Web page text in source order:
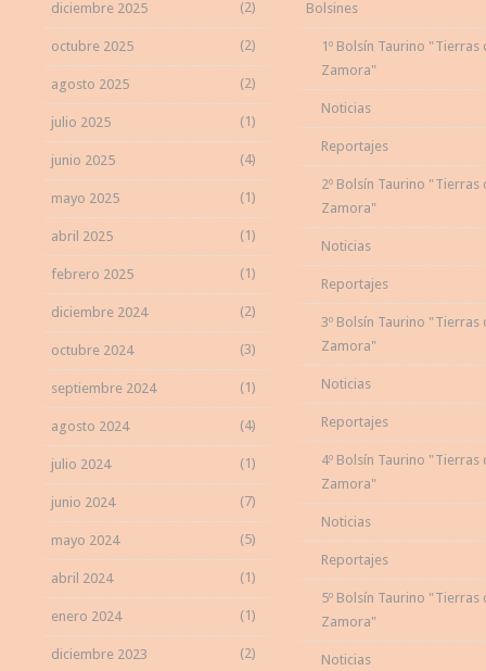
diciembre 2025 (2)
octubre 2025 (2)
agosto 2025 (2)
julio 2025 (1)
junio 2025 (4)
mayo 2025 (1)
abril 2025 (1)
febrero 2025 (1)
diciembre 2024 (2)
octubre 2024 (3)
septiembre 2024 (1)
agosto 2024 (4)
julio 2024 (1)
junio 2024 (7)
mayo 2024 (5)
abril 2024 (1)
enero 2024 (1)
diciembre 2023 (2)
Bolsines
1º Bolsín Taurino "Tierras
Zamora"
Noticias
Reportajes
2º Bolsín Taurino "Tierras
Zamora"
Noticias
Reportajes
3º Bolsín Taurino "Tierras
Zamora"
Noticias
Reportajes
4º Bolsín Taurino "Tierras
Zamora"
Noticias
Reportajes
5º Bolsín Taurino "Tierras
Zamora"
Noticias